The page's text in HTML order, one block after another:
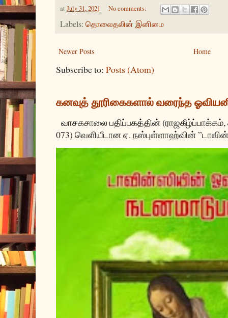
at July 31, 2021 No comments:
Labels: தொலைதலின் இனிமை
Newer Posts Home
Subscribe to: Posts (Atom)
கனவுத் தூரிகைகளால் வரைந்த
வாசகசாலை பதிப்பகத்தின்
073) வெளியீடான ஏ. நஸ்புள்ளாஹ்வின்